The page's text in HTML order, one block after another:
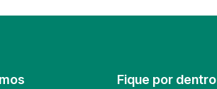
Fique por dentro